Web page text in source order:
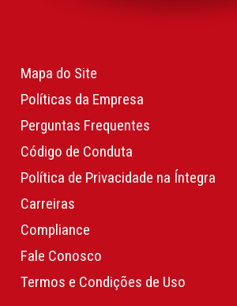
Mapa do Site
Políticas da Empresa
Perguntas Frequentes
Código de Conduta
Política de Privacidade na Íntegra
Carreiras
Compliance
Fale Conosco
Termos e Condições de Uso